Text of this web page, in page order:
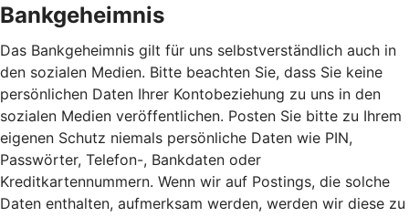
Bankgeheimnis
Das Bankgeheimnis gilt für uns selbstverständlich auch in
den sozialen Medien. Bitte beachten Sie, dass Sie keine
persönlichen Daten Ihrer Kontobeziehung zu uns in den
sozialen Medien veröffentlichen. Posten Sie bitte zu Ihrem
eigenen Schutz niemals persönliche Daten wie PIN,
Passwörter, Telefon-, Bankdaten oder
Kreditkartennummern. Wenn wir auf Postings, die solche
Daten enthalten, aufmerksam werden, werden wir diese zu